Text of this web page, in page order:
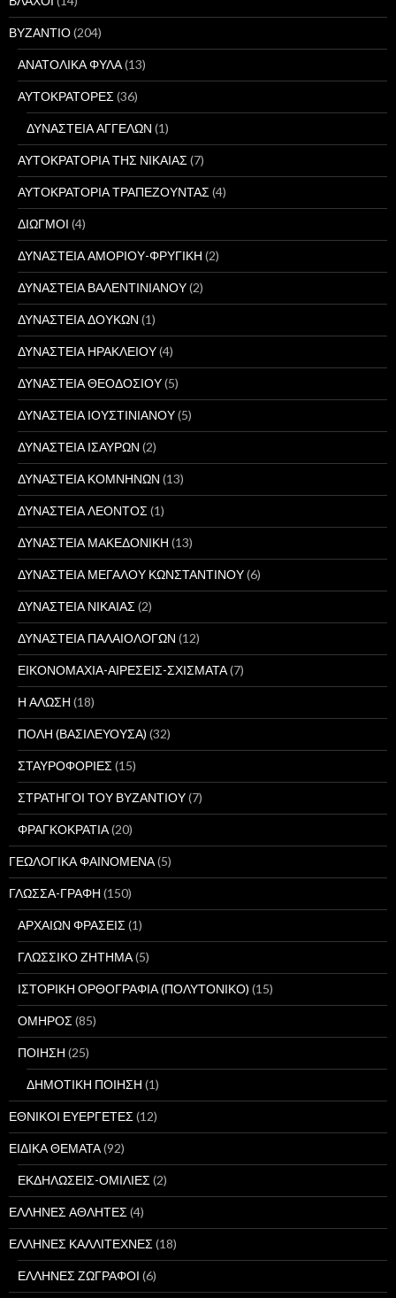
ΒΥΖΑΝΤΙΟ(204)
ΑΝΑΤΟΛΙΚΑ ΦΥΛΑ(13)
ΑΥΤΟΚΡΑΤΟΡΕΣ (36)
ΔΥΝΑΣΤΕΙΑ ΑΓΓΕΛΩΝ (1)
ΑΥΤΟΚΡΑΤΟΡΙΑ ΤΗΣ ΝΙΚΑΙΑΣ (7)
ΑΥΤΟΚΡΑΤΟΡΙΑ ΤΡΑΠΕΖΟΥΝΤΑΣ (4)
ΔΙΩΓΜΟΙ (4)
ΔΥΝΑΣΤΕΙΑ ΑΜΟΡΙΟΥ-ΦΡΥΓΙΚΗ (2)
ΔΥΝΑΣΤΕΙΑ ΒΑΛΕΝΤΙΝΙΑΝΟΥ(2)
ΔΥΝΑΣΤΕΙΑ ΔΟΥΚΩΝ (1)
ΔΥΝΑΣΤΕΙΑ ΗΡΑΚΛΕΙΟΥ(4)
ΔΥΝΑΣΤΕΙΑ ΘΕΟΔΟΣΙΟΥ(5)
ΔΥΝΑΣΤΕΙΑ ΙΟΥΣΤΙΝΙΑΝΟΥ(5)
ΔΥΝΑΣΤΕΙΑ ΙΣΑΥΡΩΝ (2)
ΔΥΝΑΣΤΕΙΑ ΚΟΜΝΗΝΩΝ (13)
ΔΥΝΑΣΤΕΙΑ ΛΕΟΝΤΟΣ (1)
ΔΥΝΑΣΤΕΙΑ ΜΑΚΕΔΟΝΙΚΗ (13)
ΔΥΝΑΣΤΕΙΑ ΜΕΓΑΛΟΥ ΚΩΝΣΤΑΝΤΙΝΟΥ(6)
ΔΥΝΑΣΤΕΙΑ ΝΙΚΑΙΑΣ (2)
ΔΥΝΑΣΤΕΙΑ ΠΑΛΑΙΟΛΟΓΩΝ (12)
ΕΙΚΟΝΟΜΑΧΙΑ-ΑΙΡΕΣΕΙΣ-ΣΧΙΣΜΑΤΑ(7)
Η ΑΛΩΣΗ (18)
ΠΟΛΗ (ΒΑΣΙΛΕΥΟΥΣΑ) (32)
ΣΤΑΥΡΟΦΟΡΙΕΣ (15)
ΣΤΡΑΤΗΓΟΙ ΤΟΥ ΒΥΖΑΝΤΙΟΥ(7)
ΦΡΑΓΚΟΚΡΑΤΙΑ(20)
ΓΕΩΛΟΓΙΚΑ ΦΑΙΝΟΜΕΝΑ(5)
ΓΛΩΣΣΑ-ΓΡΑΦΗ (150)
ΑΡΧΑΙΩΝ ΦΡΑΣΕΙΣ (1)
ΓΛΩΣΣΙΚΟ ΖΗΤΗΜΑ(5)
ΙΣΤΟΡΙΚΗ ΟΡΘΟΓΡΑΦΙΑ (ΠΟΛΥΤΟΝΙΚΟ) (15)
ΟΜΗΡΟΣ (85)
ΠΟΙΗΣΗ (25)
ΔΗΜΟΤΙΚΗ ΠΟΙΗΣΗ (1)
ΕΘΝΙΚΟΙ ΕΥΕΡΓΕΤΕΣ (12)
ΕΙΔΙΚΑ ΘΕΜΑΤΑ(92)
ΕΚΔΗΛΩΣΕΙΣ-ΟΜΙΛΙΕΣ (2)
ΕΛΛΗΝΕΣ ΑΘΛΗΤΕΣ (4)
ΕΛΛΗΝΕΣ ΚΑΛΛΙΤΕΧΝΕΣ (18)
ΕΛΛΗΝΕΣ ΖΩΓΡΑΦΟΙ (6)